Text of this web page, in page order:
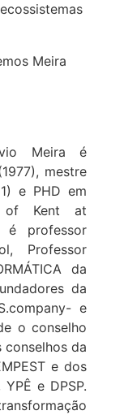
Meira
Meira é
mestre
e PHD em
of Kent at
é professor
Professor
da
da
e
o conselho
conselhos da
e dos
e DPSP.